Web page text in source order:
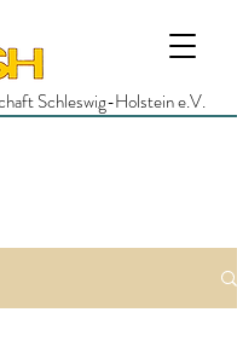
Schleswig-Holstein e.V.